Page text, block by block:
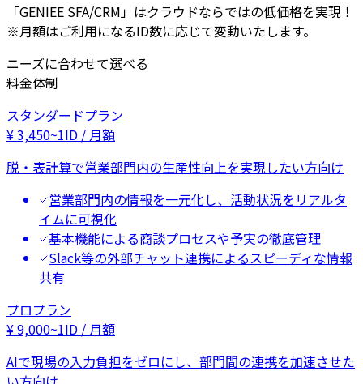
「GENIEE SFA/CRM」はクラウドならではの低価格を実現！
※月額はご利用になるID数に応じて変動いたします。
ニーズに合わせて選べる
料金体制
スタンダードプラン
¥3,450~1ID / 月額
脱・表計算で営業部門内の生産性向上を実現したい方向け
営業部門内の情報を一元化し、活動状況をリアルタ
イムに可視化
基本機能による商談プロセスや予実の徹底管理
Slack等の外部チャット連携によるスピーディな情報
共有
プロプラン
¥9,000~1ID / 月額
AIで現場の入力負担をゼロにし、部門間の連携を加速させた